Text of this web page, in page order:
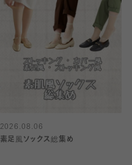
2026.08.06
素足風ソックス総集め